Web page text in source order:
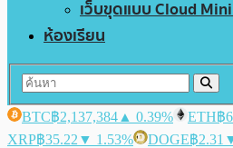
เว็บขุดแบบ Cloud
ห้องเรียน
BTC฿2,137,384 ▲ 0.39% ETH฿
XRP฿35.22 ▼ 1.53% DOGE฿2.31